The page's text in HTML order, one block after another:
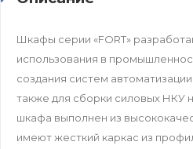
Шкафы серии «FORT»
использования в
создания систем
также для сборки силовых НКУ
шкафа выполнен из
имеют жесткий каркас из